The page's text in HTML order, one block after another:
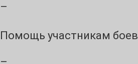
–
Помощь участникам